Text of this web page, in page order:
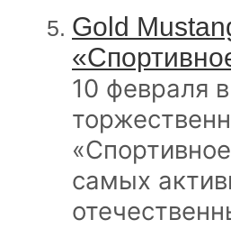
Gold
10 февраля
самых